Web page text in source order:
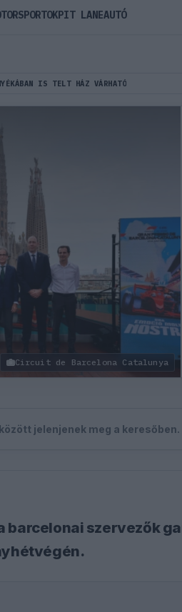
IS TELT HÁZ VÁRHATÓ
Circuit de Barcelona Catalunya
jelenjenek meg a keresőben.
barcelonai szervezők
PIT LANEAUTÓ